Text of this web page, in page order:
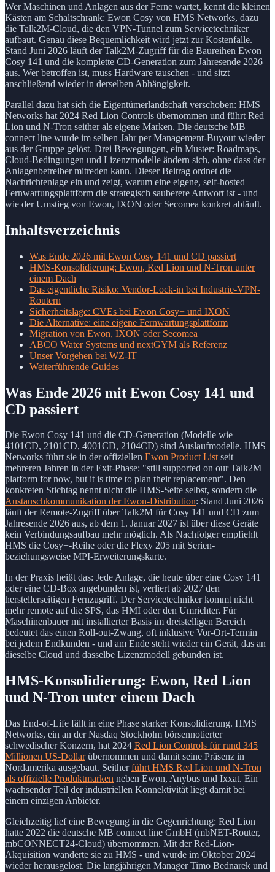
Wer Maschinen und Anlagen aus der Ferne wartet, kennt die kleinen
Kästen am Schaltschrank: Ewon Cosy von HMS Networks, dazu
die Talk2M-Cloud, die den VPN-Tunnel zum Servicetechniker
aufbaut. Genau diese Bequemlichkeit wird jetzt zur Kostenfalle.
Stand Juni 2026 läuft der Talk2M-Zugriff für die Baureihen Ewon
Cosy 141 und die komplette CD-Generation zum Jahresende 2026
aus. Wer betroffen ist, muss Hardware tauschen - und sitzt
anschließend wieder in derselben Abhängigkeit.
Parallel dazu hat sich die Eigentümerlandschaft verschoben: HMS
Networks hat 2024 Red Lion Controls übernommen und führt Red
Lion und N-Tron seither als eigene Marken. Die deutsche MB
connect line wurde im selben Jahr per Management-Buyout wieder
aus der Gruppe gelöst. Drei Bewegungen, ein Muster: Roadmaps,
Cloud-Bedingungen und Lizenzmodelle ändern sich, ohne dass der
Anlagenbetreiber mitreden kann. Dieser Beitrag ordnet die
Nachrichtenlage ein und zeigt, warum eine eigene, self-hosted
Fernwartungsplattform die strategisch sauberere Antwort ist - und
wie der Umstieg von Ewon, IXON oder Secomea konkret abläuft.
Inhaltsverzeichnis
Was Ende 2026 mit Ewon Cosy 141 und CD passiert
HMS-Konsolidierung: Ewon, Red Lion und N-Tron unter
einem Dach
Das eigentliche Risiko: Vendor-Lock-in bei Industrie-VPN-
Routern
Sicherheitslage: CVEs bei Ewon Cosy+ und IXON
Die Alternative: eine eigene Fernwartungsplattform
Migration von Ewon, IXON oder Secomea
ABCO Water Systems und nextGYM als Referenz
Unser Vorgehen bei WZ-IT
Weiterführende Guides
Was Ende 2026 mit Ewon Cosy 141 und
CD passiert
Die Ewon Cosy 141 und die CD-Generation (Modelle wie
4101CD, 2101CD, 4001CD, 2104CD) sind Auslaufmodelle. HMS
Networks führt sie in der offiziellen Ewon Product Listseit
mehreren Jahren in der Exit-Phase: "still supported on our Talk2M
platform for now, but it is time to plan their replacement". Den
konkreten Stichtag nennt nicht die HMS-Seite selbst, sondern die
Austauschkommunikation der Ewon-Distribution: Stand Juni 2026
läuft der Remote-Zugriff über Talk2M für Cosy 141 und CD zum
Jahresende 2026 aus, ab dem 1. Januar 2027 ist über diese Geräte
kein Verbindungsaufbau mehr möglich. Als Nachfolger empfiehlt
HMS die Cosy+-Reihe oder die Flexy 205 mit Serien-
beziehungsweise MPI-Erweiterungskarte.
In der Praxis heißt das: Jede Anlage, die heute über eine Cosy 141
oder eine CD-Box angebunden ist, verliert ab 2027 den
herstellerseitigen Fernzugriff. Der Servicetechniker kommt nicht
mehr remote auf die SPS, das HMI oder den Umrichter. Für
Maschinenbauer mit installierter Basis im dreistelligen Bereich
bedeutet das einen Roll-out-Zwang, oft inklusive Vor-Ort-Termin
bei jedem Endkunden - und am Ende steht wieder ein Gerät, das an
dieselbe Cloud und dasselbe Lizenzmodell gebunden ist.
HMS-Konsolidierung: Ewon, Red Lion
und N-Tron unter einem Dach
Das End-of-Life fällt in eine Phase starker Konsolidierung. HMS
Networks, ein an der Nasdaq Stockholm börsennotierter
schwedischer Konzern, hat 2024 Red Lion Controls für rund 345
Millionen US-Dollarübernommen und damit seine Präsenz in
Nordamerika ausgebaut. Seitherführt HMS Red Lion und N-Tron
als offizielle Produktmarken neben Ewon, Anybus und Ixxat. Ein
wachsender Teil der industriellen Konnektivität liegt damit bei
einem einzigen Anbieter.
Gleichzeitig lief eine Bewegung in die Gegenrichtung: Red Lion
hatte 2022 die deutsche MB connect line GmbH (mbNET-Router,
mbCONNECT24-Cloud) übernommen. Mit der Red-Lion-
Akquisition wanderte sie zu HMS - und wurde im Oktober 2024
wieder herausgelöst. Die langjährigen Manager Timo Bednarek und